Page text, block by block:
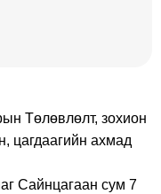
Төлөвлөлт, зохион
цагдаагийн ахмад
Сайнцагаан сум 7